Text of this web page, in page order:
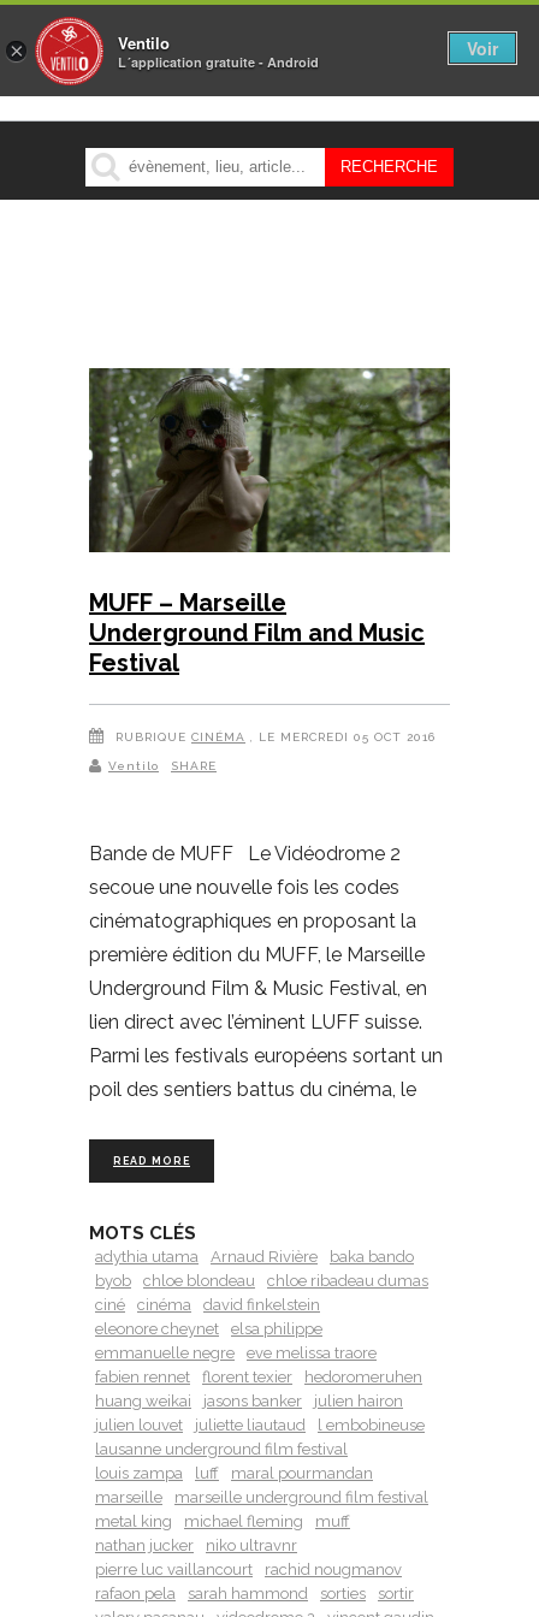
MENU
MUFF – Marseille
Underground Film and Music
Festival
RUBRIQUE CINÉMA , LE MERCREDI 05 OCT 2016
Ventilo SHARE
Bande de MUFF Le Vidéodrome 2
secoue une nouvelle fois les codes
cinématographiques en proposant la
première édition du MUFF, le Marseille
Underground Film & Music Festival, en
lien direct avec l’éminent LUFF suisse.
Parmi les festivals européens sortant un
poil des sentiers battus du cinéma, le
READ MORE
MOTS CLÉS
adythia utama Arnaud Rivière
baka bando
byob
chloe blondeau
chloe ribadeau dumas
ciné
cinéma
david finkelstein
eleonore cheynet
elsa philippe
emmanuelle negre
eve melissa traore
fabien rennet
florent texier
hedoromeruhen
huang weikai
jasons banker
julien hairon
julien louvet
juliette liautaud
l embobineuse
lausanne underground film festival
louis zampa
luff
maral pourmandan
marseille
marseille underground film festival
metal king
michael fleming
muff
nathan jucker
niko ultravnr
pierre luc vaillancourt
rachid nougmanov
rafaon pela
sarah hammond sorties
sortir
× Ventilo
L´application gratuite - Android
Voir